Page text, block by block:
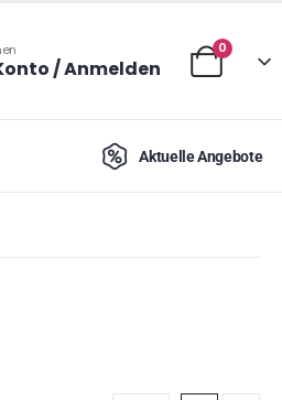
/ Anmelden
0
Aktuelle Angebote